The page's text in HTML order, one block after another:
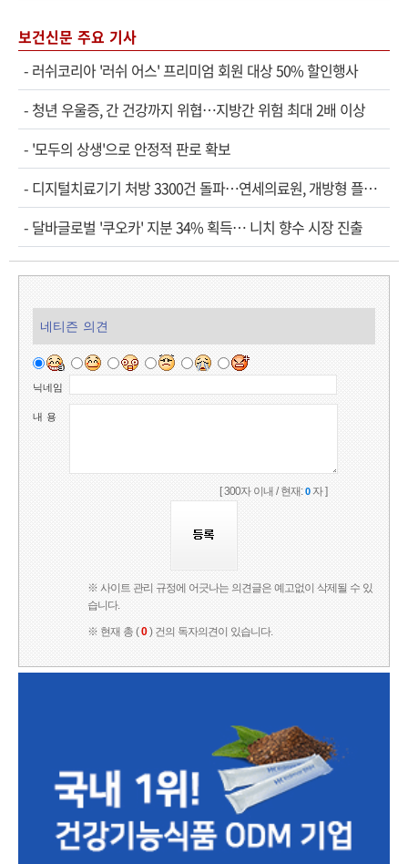
보건신문 주요 기사
- 러쉬코리아 '러쉬 어스' 프리미엄 회원 대상 50% 할인행사
- 청년 우울증, 간 건강까지 위협…지방간 위험 최대 2배 이상
- '모두의 상생'으로 안정적 판로 확보
- 디지털치료기기 처방 3300건 돌파…연세의료원, 개방형 플랫폼 성과 공개
- 달바글로벌 '쿠오카' 지분 34% 획득… 니치 향수 시장 진출
네티즌 의견
닉네임
내 용
[ 300자 이내 / 현재:0자 ]
※ 사이트 관리 규정에 어긋나는 의견글은 예고없이 삭제될 수 있
습니다.
※ 현재 총 (0) 건의 독자의견이 있습니다.